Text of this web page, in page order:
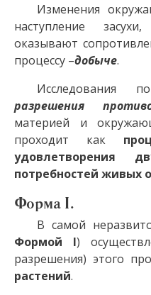
Изменения
наступление
оказывают
процессу –добыче.
Исследования
разрешения
материей и
проходит как
удовлетворения
потребностей живых
Форма I.
В самой
Формой I)
разрешения) этого
растений.